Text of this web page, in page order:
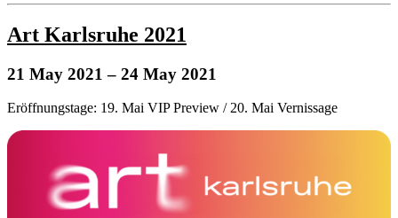
Art Karlsruhe 2021
21 May 2021 – 24 May 2021
Eröffnungstage: 19. Mai VIP Preview / 20. Mai Vernissage